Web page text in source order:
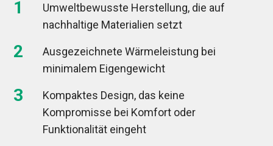
Umweltbewusste Herstellung, die auf
nachhaltige Materialien setzt
Ausgezeichnete Wärmeleistung bei
minimalem Eigengewicht
Kompaktes Design, das keine
Kompromisse bei Komfort oder
Funktionalität eingeht